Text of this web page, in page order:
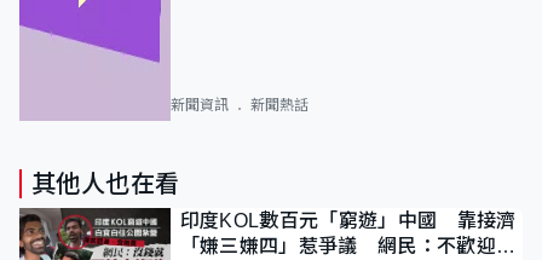
新聞資訊 新聞熱話
其他人也在看
印度KOL數百元「窮遊」中國 靠接濟
「嫌三嫌四」惹爭議 網民：不歡迎劣